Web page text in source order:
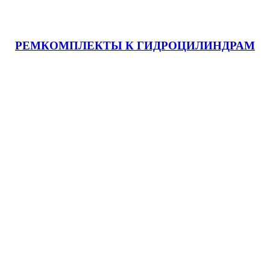
РЕМКОМПЛЕКТЫ К ГИДРОЦИЛИНДРАМ